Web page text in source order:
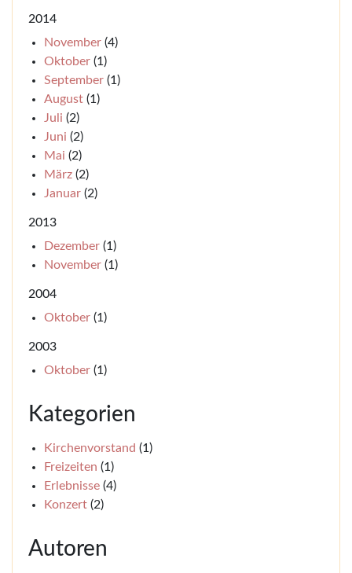
2014
November (4)
Oktober (1)
September (1)
August (1)
Juli (2)
Juni (2)
Mai (2)
März (2)
Januar (2)
2013
Dezember (1)
November (1)
2004
Oktober (1)
2003
Oktober (1)
Kategorien
Kirchenvorstand (1)
Freizeiten (1)
Erlebnisse (4)
Konzert (2)
Autoren